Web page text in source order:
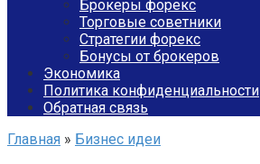
Брокеры форекс
Торговые советники
Стратегии форекс
Бонусы от брокеров
Экономика
Политика конфиденциальности
Обратная связь
Главная » Бизнес идеи